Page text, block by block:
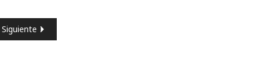
Siguiente